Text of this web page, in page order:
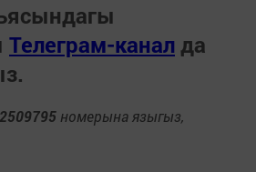
Телеграм-канал да
номерына языгыз,